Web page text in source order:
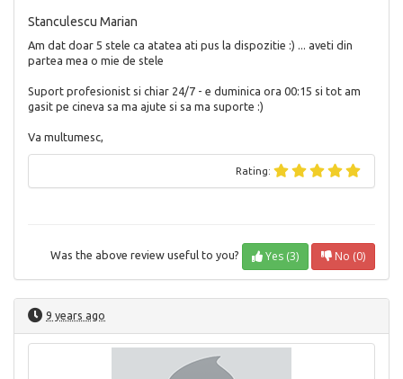
Stanculescu Marian
Am dat doar 5 stele ca atatea ati pus la dispozitie :) ... aveti din
partea mea o mie de stele
Suport profesionist si chiar 24/7 - e duminica ora 00:15 si tot am
gasit pe cineva sa ma ajute si sa ma suporte :)
Va multumesc,
Rating:
Was the above review useful to you? Yes (3) No (0)
9 years ago